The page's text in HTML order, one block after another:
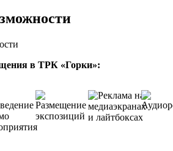
в ТРК «Горки»: